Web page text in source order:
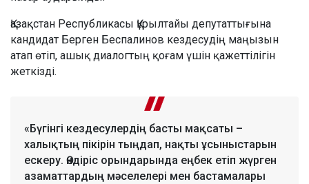
Қазақстан Республикасы Құрылтайы депутаттығына
кандидат Берген Беспалинов кездесудің маңызын
атап өтіп, ашық диалогтың қоғам үшін қажеттілігін
жеткізді.
«Бүгінгі кездесулердің басты мақсаты –
халықтың пікірін тыңдап, нақты ұсыныстарын
ескеру. Өндіріс орындарында еңбек етіп жүрген
азаматтардың мәселелері мен бастамалары